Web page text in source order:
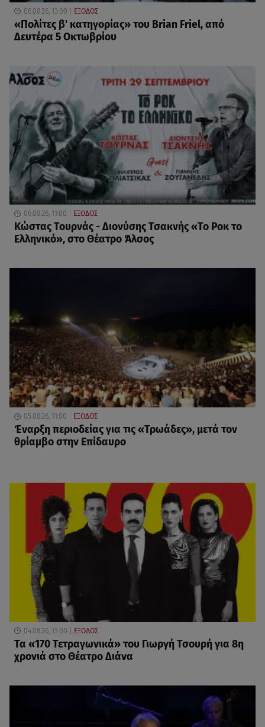
06.08.26, 13:00 ΕΞΟΔΟΣ
«Πολίτες β' κατηγορίας» του Brian Friel, από
Δευτέρα 5 Οκτωβρίου
06.08.26, 11:00 ΕΞΟΔΟΣ
Κώστας Τουρνάς - Διονύσης Τσακνής «Το Ροκ το
Ελληνικό», στο Θέατρο Άλσος
05.08.26, 11:00 ΕΞΟΔΟΣ
Έναρξη περιοδείας για τις «Τρωάδες», μετά τον
θρίαμβο στην Επίδαυρο
04.08.26, 13:00 ΕΞΟΔΟΣ
Τα «170 Τετραγωνικά» του Γιωργή Τσουρή για 8η
χρονιά στο Θέατρο Διάνα